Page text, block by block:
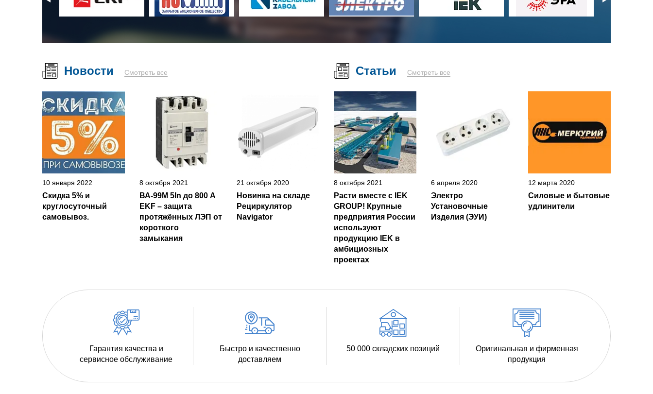
Новости Смотреть все
10 января 2022
Скидка 5% и
круглосуточный
самовывоз.
8 октября 2021
ВА-99М 5In до 800 А
EKF – защита
протяжённых ЛЭП от
короткого
замыкания
21 октября 2020
Новинка на складе
Рециркулятор
Navigator
Статьи Смотреть все
8 октября 2021
Расти вместе с IEK
GROUP! Крупные
предприятия России
используют
продукцию IEK в
амбициозных
проектах
6 апреля 2020
Электро
Установочные
Изделия (ЭУИ)
12 марта 2020
Силовые и бытовые
удлинители
Гарантия качества и
сервисное обслуживание
Быстро и качественно
доставляем
50 000 складских позиций
Оригинальная и фирменная
продукция